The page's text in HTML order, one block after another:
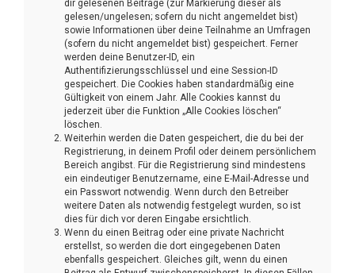
dir gelesenen Beiträge (zur Markierung dieser als
gelesen/ungelesen; sofern du nicht angemeldet bist)
sowie Informationen über deine Teilnahme an Umfragen
(sofern du nicht angemeldet bist) gespeichert. Ferner
werden deine Benutzer-ID, ein
Authentifizierungsschlüssel und eine Session-ID
gespeichert. Die Cookies haben standardmäßig eine
Gültigkeit von einem Jahr. Alle Cookies kannst du
jederzeit über die Funktion „Alle Cookies löschen“
löschen.
Weiterhin werden die Daten gespeichert, die du bei der
Registrierung, in deinem Profil oder deinem persönlichem
Bereich angibst. Für die Registrierung sind mindestens
ein eindeutiger Benutzername, eine E-Mail-Adresse und
ein Passwort notwendig. Wenn durch den Betreiber
weitere Daten als notwendig festgelegt wurden, so ist
dies für dich vor deren Eingabe ersichtlich.
Wenn du einen Beitrag oder eine private Nachricht
erstellst, so werden die dort eingegebenen Daten
ebenfalls gespeichert. Gleiches gilt, wenn du einen